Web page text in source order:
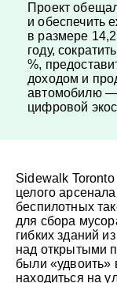
Проект
и обеспечить
в размере
году,
%,
доходом и
автомобилю —
цифровой
Sidewalk
целого
беспилотных
для сбора
гибких зданий
над открытыми
были «удвоить»
находиться на